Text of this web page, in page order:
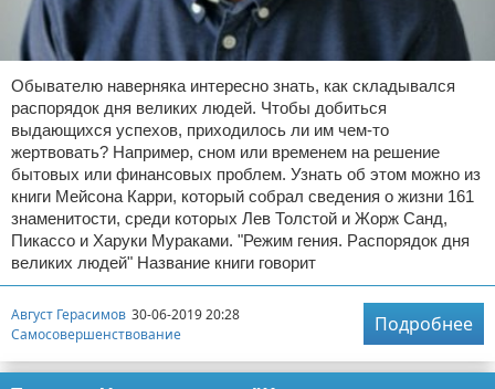
Обывателю наверняка интересно знать, как складывался
распорядок дня великих людей. Чтобы добиться
выдающихся успехов, приходилось ли им чем-то
жертвовать? Например, сном или временем на решение
бытовых или финансовых проблем. Узнать об этом можно из
книги Мейсона Карри, который собрал сведения о жизни 161
знаменитости, среди которых Лев Толстой и Жорж Санд,
Пикассо и Харуки Мураками. "Режим гения. Распорядок дня
великих людей" Название книги говорит
Август Герасимов 30-06-2019 20:28
Самосовершенствование
Подробнее